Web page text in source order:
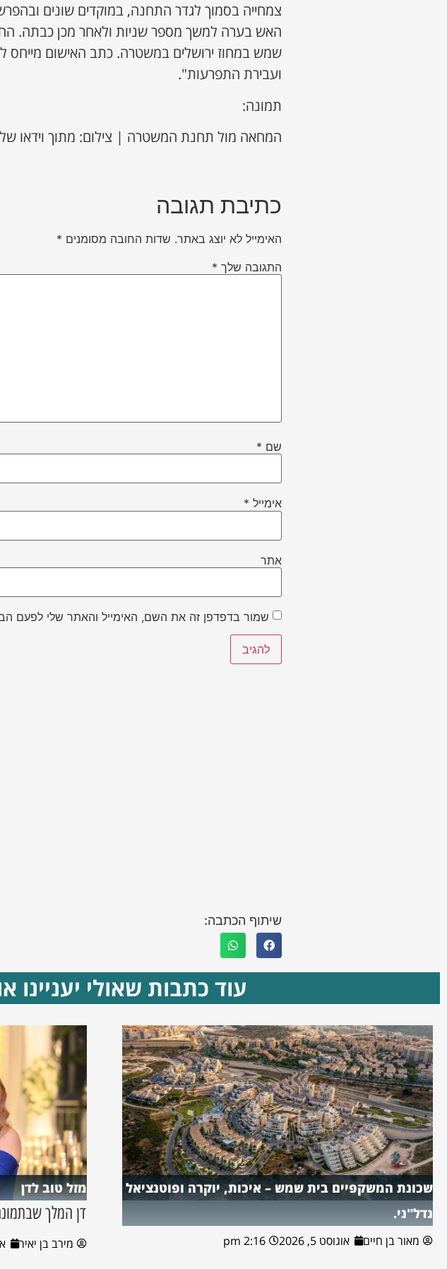
צמחייה בסמוך לגדר התחנה, במוקדים שונים
האש בערה למשך מספר שניות ולאחר מכן כבתה.
שמש במחוז ירושלים במשטרה. כתב האישום מייחס
ועבירת התפרעות".
תמונה:
המחאה מול תחנת המשטרה | צילום: מתוך וידאו
כתיבת תגובה
האימייל לא יוצג באתר. שדות החובה מסומנים *
התגובה שלך *
שם *
אימייל *
אתר
שמור בדפדפן זה את השם, האימייל והאתר שלי לפעם
שיתוף הכתבה:
עוד כתבות שאולי יעניינו
שכונת המשקפיים בית שמש – איכות, יוקרה ופוטנציאל
נדל"ני.
מאור בן חיים אוגוסט 5, 2026 2:16 pm
מזל טוב לדן
דן המלך
מירב בן יאיר